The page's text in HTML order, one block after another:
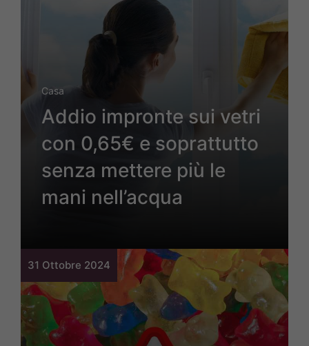
Casa
Addio impronte sui vetri
con 0,65€ e soprattutto
senza mettere più le
mani nell’acqua
31 Ottobre 2024